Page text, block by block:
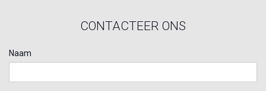
CONTACTEER ONS
Naam